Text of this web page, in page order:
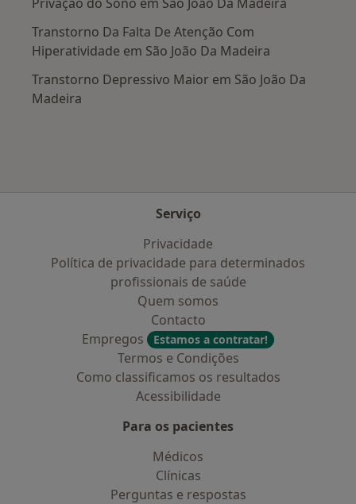
Transtorno Da Falta De Atenção Com
Hiperatividade em São João Da Madeira
Transtorno Depressivo Maior em São João Da
Madeira
Serviço
Privacidade
Política de privacidade para determinados
profissionais de saúde
Quem somos
Contacto
Empregos
Estamos a contratar!
Termos e Condições
Como classificamos os resultados
Acessibilidade
Para os pacientes
Médicos
Clínicas
Perguntas e respostas